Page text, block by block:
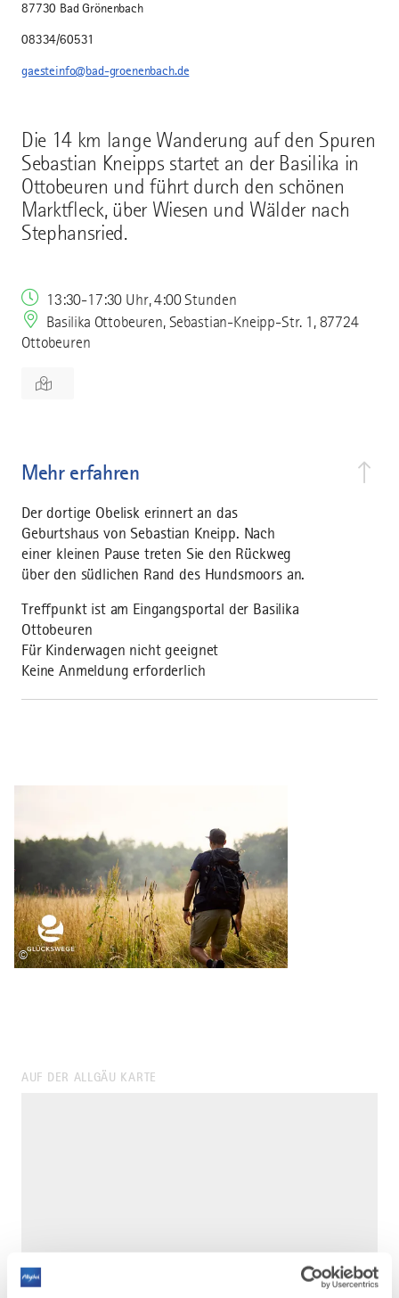
Die 14 km lange Wanderung auf den Spuren
Sebastian Kneipps startet an der Basilika in
Ottobeuren und führt durch den schönen
Marktfleck, über Wiesen und Wälder nach
Stephansried.
13:30-17:30 Uhr, 4:00 Stunden
Basilika Ottobeuren, Sebastian-Kneipp-Str. 1, 87724
Ottobeuren
Mehr erfahren
Der dortige Obelisk erinnert an das
Geburtshaus von Sebastian Kneipp. Nach
einer kleinen Pause treten Sie den Rückweg
über den südlichen Rand des Hundsmoors an.
Treffpunkt ist am Eingangsportal der Basilika
Ottobeuren
Für Kinderwagen nicht geeignet
Keine Anmeldung erforderlich
87730 Bad Grönenbach
08334/60531
gaesteinfo@bad-groenenbach.de
©
AUF DER ALLGÄU KARTE